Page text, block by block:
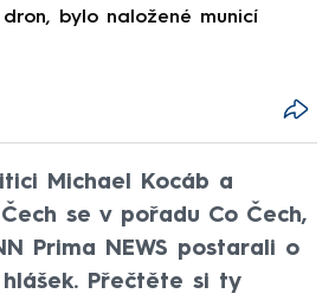
bylo naložené municí
Michael Kocáb a
se v pořadu Co Čech,
Prima NEWS postarali o
Přečtěte si ty